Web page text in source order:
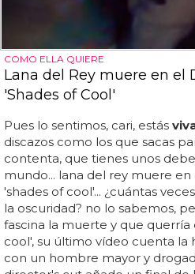
COMO ELLA QUIERE
Lana del Rey muere en el
'Shades of Cool'
Pues lo sentimos, cari, estás
discazos como los que sacas
contenta, que tienes unos
mundo... lana del rey muere
'shades of cool'... ¿cuántas
la oscuridad? no lo sabemos,
fascina la muerte y que querría
cool', su último vídeo cuenta la
con un hombre mayor y